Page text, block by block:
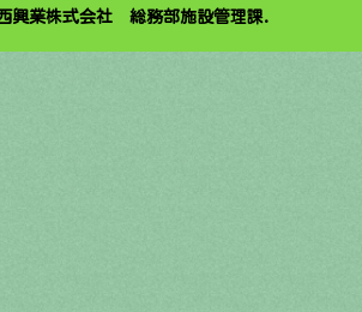
興業株式会社 総務部施設管理課.